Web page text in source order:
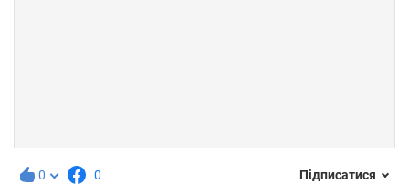
0 0 Підписатися